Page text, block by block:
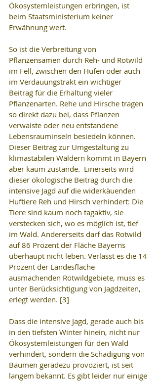
Ökosystemleistungen erbringen, ist
beim Staatsministerium keiner
Erwähnung wert.
So ist die Verbreitung von
Pflanzensamen durch Reh- und Rotwild
im Fell, zwischen den Hufen oder auch
im Verdauungstrakt ein wichtiger
Beitrag für die Erhaltung vieler
Pflanzenarten. Rehe und Hirsche tragen
so direkt dazu bei, dass Pflanzen
verwaiste oder neu entstandene
Lebensrauminseln besiedeln können.
Dieser Beitrag zur Umgestaltung zu
klimastabilen Wäldern kommt in Bayern
aber kaum zustande.  Einerseits wird
dieser ökologische Beitrag durch die
intensive Jagd auf die widerkäuenden
Huftiere Reh und Hirsch verhindert: Die
Tiere sind kaum noch tagaktiv, sie
verstecken sich, wo es möglich ist, tief
im Wald. Andererseits darf das Rotwild
auf 86 Prozent der Fläche Bayerns
überhaupt nicht leben. Verlässt es die 14
Prozent der Landesfläche
ausmachenden Rotwildgebiete, muss es
unter Berücksichtigung von Jagdzeiten,
erlegt werden. [3]
Dass die intensive Jagd, gerade auch bis
in den tiefsten Winter hinein, nicht nur
Ökosystemleistungen für den Wald
verhindert, sondern die Schädigung von
Bäumen geradezu provoziert, ist seit
langem bekannt. Es gibt leider nur einige